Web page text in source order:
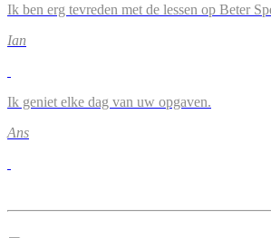
Ik ben erg tevreden met de lessen op Beter
Ian
Ik geniet elke dag van uw opgaven.
Ans